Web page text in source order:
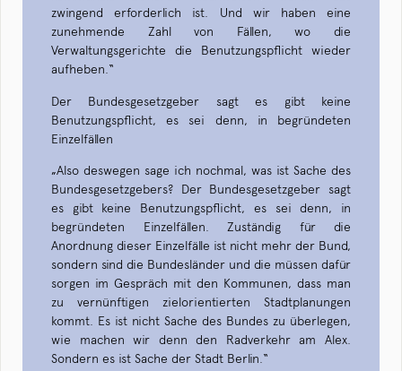
zwingend erforderlich ist. Und wir haben eine
zunehmende Zahl von Fällen, wo die
Verwaltungsgerichte die Benutzungspflicht wieder
aufheben.“
Der Bundesgesetzgeber sagt es gibt keine
Benutzungspflicht, es sei denn, in begründeten
Einzelfällen
„Also deswegen sage ich nochmal, was ist Sache des
Bundesgesetzgebers? Der Bundesgesetzgeber sagt
es gibt keine Benutzungspflicht, es sei denn, in
begründeten Einzelfällen. Zuständig für die
Anordnung dieser Einzelfälle ist nicht mehr der Bund,
sondern sind die Bundesländer und die müssen dafür
sorgen im Gespräch mit den Kommunen, dass man
zu vernünftigen zielorientierten Stadtplanungen
kommt. Es ist nicht Sache des Bundes zu überlegen,
wie machen wir denn den Radverkehr am Alex.
Sondern es ist Sache der Stadt Berlin.“